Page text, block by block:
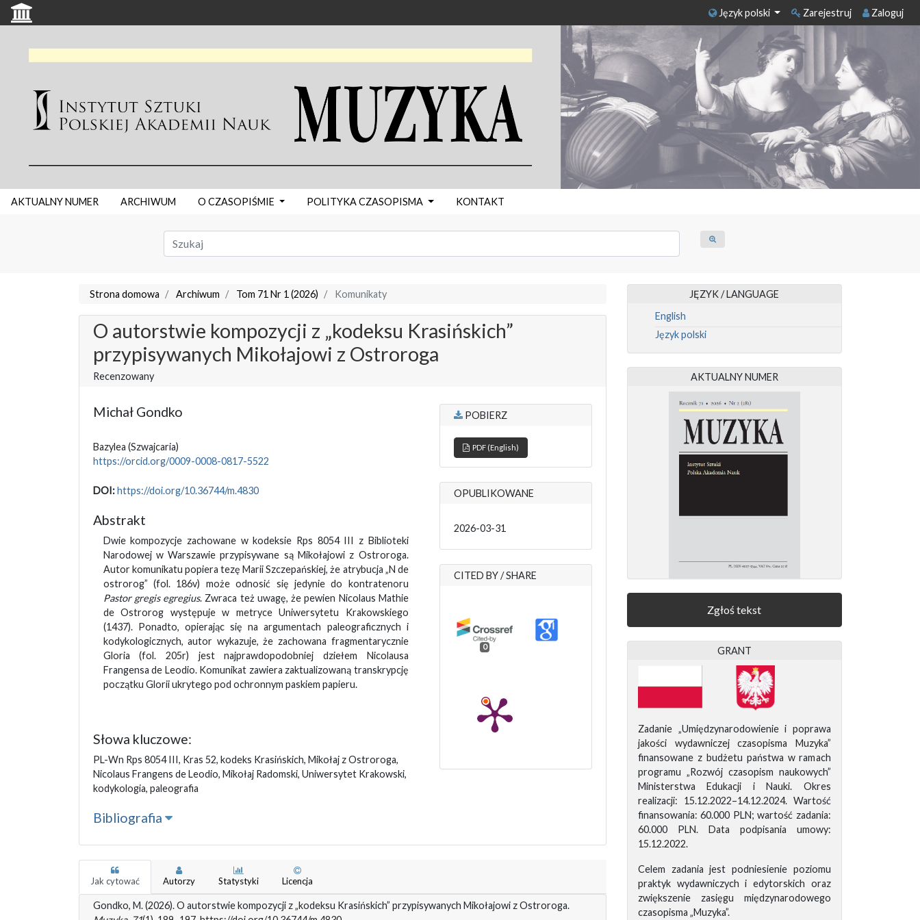
Język polski Zarejestruj Zaloguj
AKTUALNY NUMER ARCHIWUM O CZASOPIŚMIE POLITYKA CZASOPISMA KONTAKT
Strona domowa Archiwum Tom 71 Nr 1 (2026) Komunikaty
O autorstwie kompozycji z „kodeksu Krasińskich”
przypisywanych Mikołajowi z Ostroroga
Recenzowany
Michał Gondko
Bazylea (Szwajcaria)
https://orcid.org/0009-0008-0817-5522
DOI:https://doi.org/10.36744/m.4830
Abstrakt
Dwie kompozycje zachowane w kodeksie Rps 8054 III z Biblioteki
Narodowej w Warszawie przypisywane są Mikołajowi z Ostroroga.
Autor komunikatu popiera tezę Marii Szczepańskiej, że atrybucja „N de
ostrorog” (fol. 186v) może odnosić się jedynie do kontratenoru
Pastor gregis egregius. Zwraca też uwagę, że pewien Nicolaus Mathie
de Ostrorog występuje w metryce Uni­wersytetu Krakowskiego
(1437). Ponadto, opierając się na argumentach paleograficznych i
kodykologicznych, autor wykazuje, że zachowana fragmentarycznie
Gloria (fol. 205r) jest najprawdopodobniej dziełem Nicolausa
Frangensa de Leodio. Komunikat zawiera zaktualizowaną transkrypcję
początku Glorii ukrytego pod ochronnym paskiem papieru.
Słowa kluczowe:
PL-Wn Rps 8054 III, Kras 52, kodeks Krasińskich, Mikołaj z Ostroroga,
Nicolaus Frangens de Leodio, Mikołaj Radomski, Uniwersytet Krakowski,
kodykologia, paleografia
Bibliografia
POBIERZ
PDF (English)
OPUBLIKOWANE
2026-03-31
CITED BY / SHARE
0
Jak cytować Autorzy Statystyki Licencja
Gondko, M. (2026). O autorstwie kompozycji z „kodeksu Krasińskich” przypisywanych Mikołajowi z Ostroroga.
JĘZYK / LANGUAGE
English
Język polski
AKTUALNY NUMER
Zgłoś tekst
GRANT
Zadanie „Umiędzynarodowienie i poprawa
jakości wydawniczej czasopisma Muzyka”
finansowane z budżetu państwa w ramach
programu „Rozwój czasopism naukowych”
Ministerstwa Edukacji i Nauki. Okres
realizacji: 15.12.2022–14.12.2024. Wartość
finansowania: 60.000 PLN; wartość zadania:
60.000 PLN. Data podpisania umowy:
15.12.2022.
Celem zadania jest podniesienie poziomu
praktyk wydawniczych i edytorskich oraz
zwiększenie zasięgu międzynarodowego
czasopisma „Muzyka”.